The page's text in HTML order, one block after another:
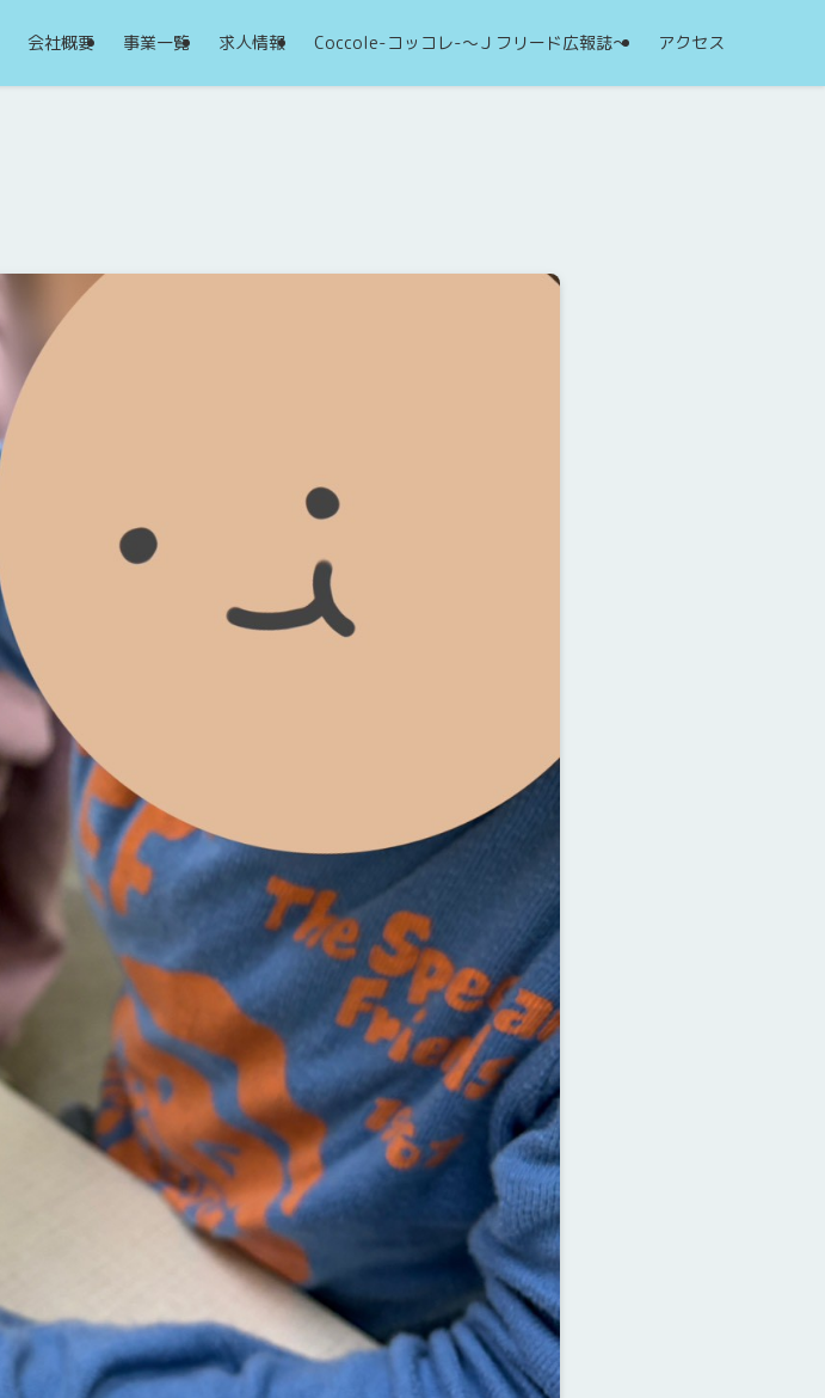
会社概要 事業一覧 求人情報 Coccole-コッコレ-～Ｊフリード広報誌～ アクセス